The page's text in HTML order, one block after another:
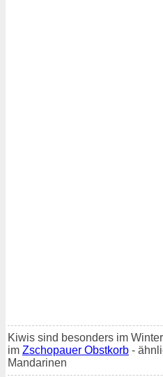
Kiwis sind besonders im
im Zschopauer Obstkorb -
Mandarinen